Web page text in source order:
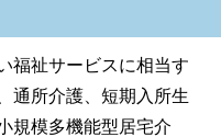
福祉サービスに相当す
通所介護、短期入所生
規模多機能型居宅介